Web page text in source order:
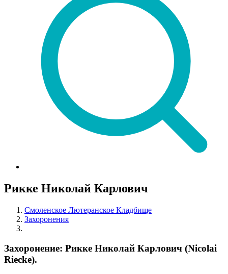
Рикке Николай Карлович
Смоленское Лютеранское Кладбище
Захоронения
Захоронение: Рикке Николай Карлович (Nicolai
Riecke).